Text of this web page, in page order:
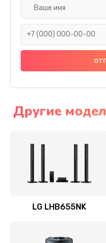
Ремонт
Ремонт / замена
Другие
LG LHB655NK